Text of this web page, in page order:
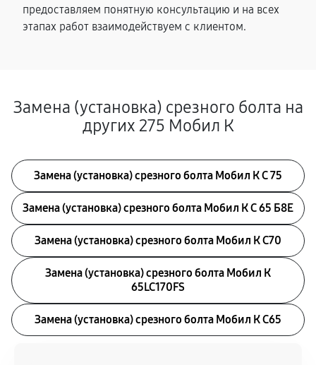
предоставляем понятную консультацию и на всех
этапах работ взаимодействуем с клиентом.
Замена (установка) срезного болта на
других 275 Мобил К
Замена (установка) срезного болта Мобил К С 75
Замена (установка) срезного болта Мобил К С 65 Б8Е
Замена (установка) срезного болта Мобил К С70
Замена (установка) срезного болта Мобил К
65LC170FS
Замена (установка) срезного болта Мобил К С65